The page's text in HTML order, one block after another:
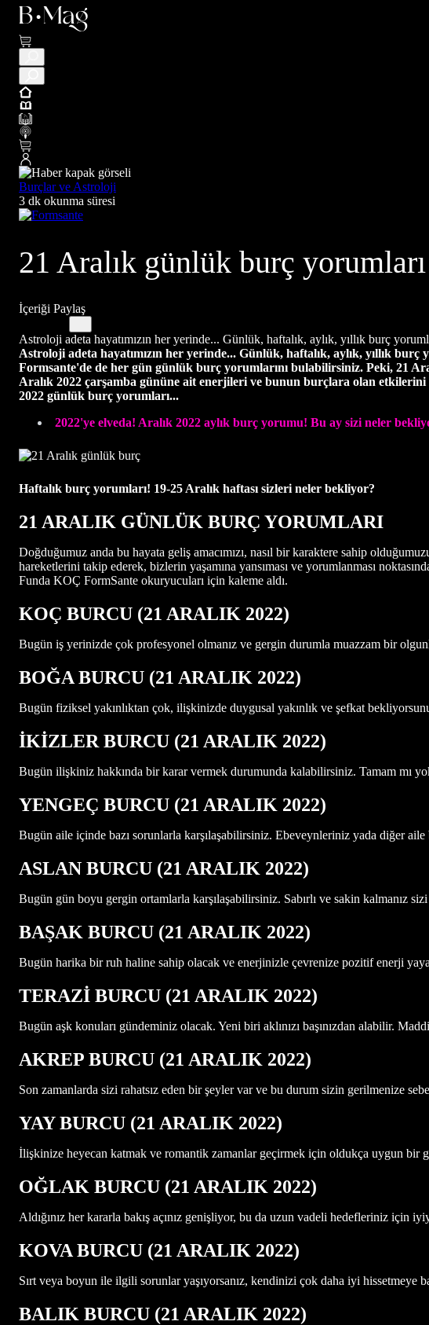
Burçlar ve Astroloji
3 dk okunma süresi
21 Aralık günlük burç
İçeriği Paylaş
Astroloji adeta hayatımızın her yerinde... Günlük, haftalık, aylık, yıllık burç
Astroloji adeta hayatımızın her yerinde... Günlük, haftalık, aylık, yıllık
Formsante'de de her gün günlük burç yorumlarını bulabilirsiniz. Peki, 21
Aralık 2022 çarşamba gününe ait enerjileri ve bunun burçlara olan etkilerini
2022 günlük burç yorumları...
2022'ye elveda! Aralık 2022 aylık burç yorumu! Bu ay sizi neler
Haftalık burç yorumları! 19-25 Aralık haftası sizleri neler bekliyor?
21 ARALIK GÜNLÜK BURÇ YORUMLARI
Doğduğumuz anda bu hayata geliş amacımızı, nasıl bir karaktere sahip
hareketlerini takip ederek, bizlerin yaşamına yansıması ve yorumlanması
Funda KOÇ FormSante okuryucuları için kaleme aldı.
KOÇ BURCU (21 ARALIK 2022)
Bugün iş yerinizde çok profesyonel olmanız ve gergin durumla muazzam bir
BOĞA BURCU (21 ARALIK 2022)
Bugün fiziksel yakınlıktan çok, ilişkinizde duygusal yakınlık ve şefkat
İKİZLER BURCU (21 ARALIK 2022)
Bugün ilişkiniz hakkında bir karar vermek durumunda kalabilirsiniz. Tamam mı
YENGEÇ BURCU (21 ARALIK 2022)
Bugün aile içinde bazı sorunlarla karşılaşabilirsiniz. Ebeveynleriniz yada diğer
ASLAN BURCU (21 ARALIK 2022)
Bugün gün boyu gergin ortamlarla karşılaşabilirsiniz. Sabırlı ve sakin kalmanız
BAŞAK BURCU (21 ARALIK 2022)
Bugün harika bir ruh haline sahip olacak ve enerjinizle çevrenize pozitif enerji
TERAZİ BURCU (21 ARALIK 2022)
Bugün aşk konuları gündeminiz olacak. Yeni biri aklınızı başınızdan alabilir.
AKREP BURCU (21 ARALIK 2022)
Son zamanlarda sizi rahatsız eden bir şeyler var ve bu durum sizin gerilmenize
YAY BURCU (21 ARALIK 2022)
İlişkinize heyecan katmak ve romantik zamanlar geçirmek için oldukça uygun bir
OĞLAK BURCU (21 ARALIK 2022)
Aldığınız her kararla bakış açınız genişliyor, bu da uzun vadeli hedefleriniz
KOVA BURCU (21 ARALIK 2022)
Sırt veya boyun ile ilgili sorunlar yaşıyorsanız, kendinizi çok daha iyi hissetmeye
BALIK BURCU (21 ARALIK 2022)